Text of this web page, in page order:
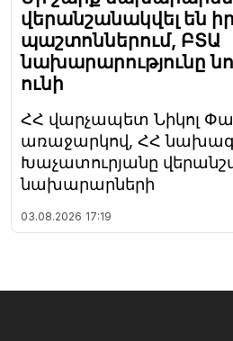
վերանշանակվել են
պաշտոններում, ԲՏԱ
նախարարությունը
ունի
ՀՀ վարչապետ Նիկոլ
առաջարկով, ՀՀ
Խաչատուրյանը
նախարարների
03.08.2026 17:19